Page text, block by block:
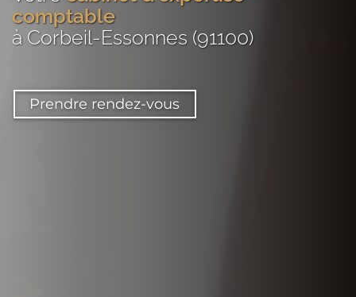
comptable
à Corbeil-Essonnes (91100)
Prendre rendez-vous